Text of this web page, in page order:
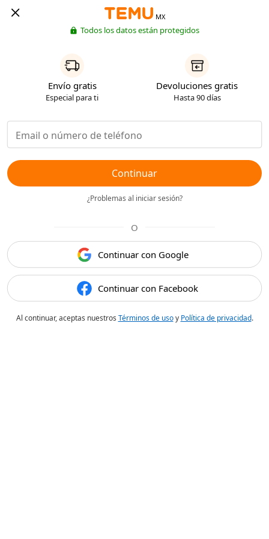
MX
Todos los datos están protegidos
Envío gratis
Especial para ti
Devoluciones gratis
Hasta 90 días
Continuar
¿Problemas al iniciar sesión?
O
Continuar con Google
Continuar con Facebook
Al continuar, aceptas nuestros Términos de usoy Política de privacidad.